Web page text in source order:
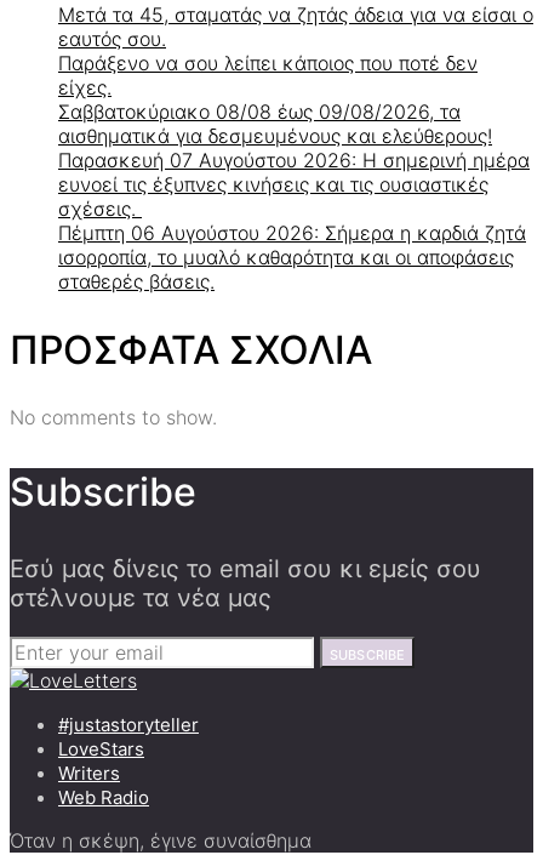
Μετά τα 45, σταματάς να ζητάς άδεια για να είσαι ο
εαυτός σου.
Παράξενο να σου λείπει κάποιος που ποτέ δεν
είχες.
Σαββατοκύριακο 08/08 έως 09/08/2026, τα
αισθηματικά για δεσμευμένους και ελεύθερους!
Παρασκευή 07 Αυγούστου 2026: Η σημερινή ημέρα
ευνοεί τις έξυπνες κινήσεις και τις ουσιαστικές
σχέσεις.
Πέμπτη 06 Αυγούστου 2026: Σήμερα η καρδιά ζητά
ισορροπία, το μυαλό καθαρότητα και οι αποφάσεις
σταθερές βάσεις.
ΠΡΟΣΦΑΤΑ ΣΧΟΛΙΑ
No comments to show.
Subscribe
Εσύ μας δίνεις το email σου κι εμείς σου
στέλνουμε τα νέα μας
SUBSCRIBE
#justastoryteller
LoveStars
Writers
Web Radio
Όταν η σκέψη, έγινε συναίσθημα